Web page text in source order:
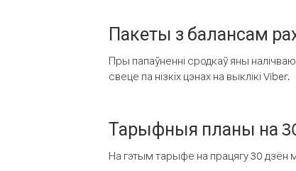
Пакеты з балансам
Пры папаўненні сродкаў яны
свеце па нізкіх цэнах на выклікі Viber.
Тарыфныя планы на
На гэтым тарыфе на працягу 30 дзён